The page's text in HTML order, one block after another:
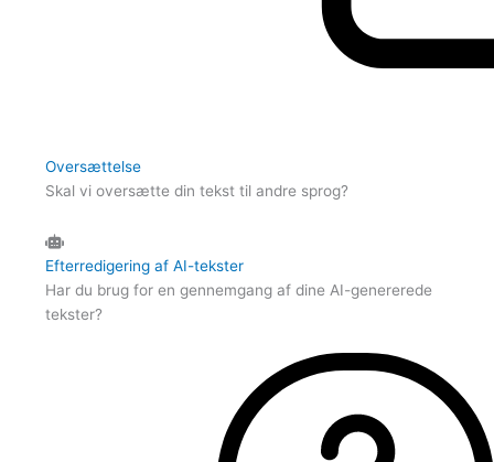
Oversættelse
Skal vi oversætte din tekst til andre sprog?
Efterredigering af AI-tekster
Har du brug for en gennemgang af dine AI-genererede
tekster?